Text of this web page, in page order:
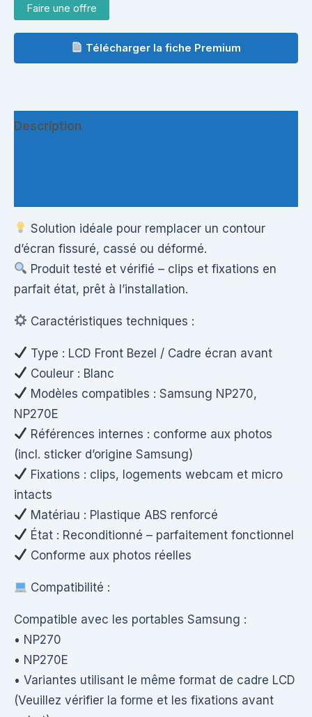
Faire une offre
Télécharger la fiche Premium
Description
Solution idéale pour remplacer un contour
d’écran fissuré, cassé ou déformé.
Produit testé et vérifié – clips et fixations en
parfait état, prêt à l’installation.
Caractéristiques techniques :
Type : LCD Front Bezel / Cadre écran avant
Couleur : Blanc
Modèles compatibles : Samsung NP270,
NP270E
Références internes : conforme aux photos
(incl. sticker d’origine Samsung)
Fixations : clips, logements webcam et micro
intacts
Matériau : Plastique ABS renforcé
État : Reconditionné – parfaitement fonctionnel
Conforme aux photos réelles
Compatibilité :
Compatible avec les portables Samsung :
• NP270
• NP270E
• Variantes utilisant le même format de cadre LCD
(Veuillez vérifier la forme et les fixations avant